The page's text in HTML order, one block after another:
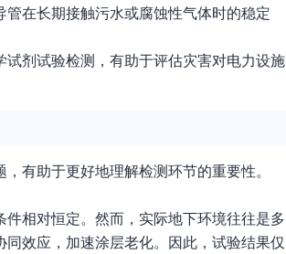
在长期接触污水或腐蚀性气体时的稳定
剂试验检测，有助于评估灾害对电力设施
有助于更好地理解检测环节的重要性。
相对恒定。然而，实际地下环境往往是多
效应，加速涂层老化。因此，试验结果仅